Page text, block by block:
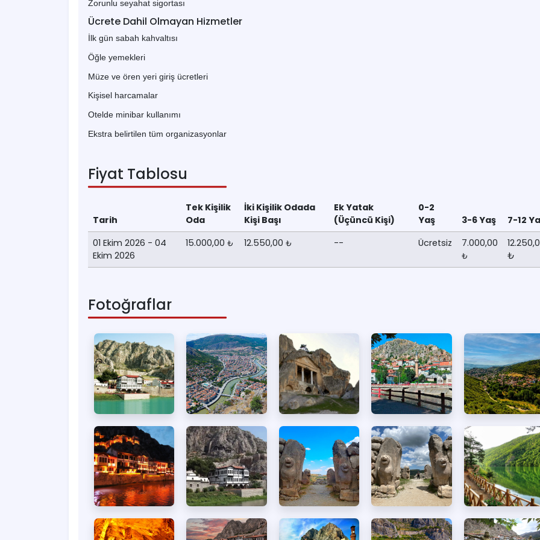
Zorunlu seyahat sigortası
Ücrete Dahil Olmayan Hizmetler
İlk gün sabah kahvaltısı
Öğle yemekleri
Müze ve ören yeri giriş ücretleri
Kişisel harcamalar
Otelde minibar kullanımı
Ekstra belirtilen tüm organizasyonlar
Fiyat Tablosu
Tarih
Tek Kişilik
Oda
İki Kişilik Odada
Kişi Başı
Ek Yatak
(Üçüncü Kişi)
0-2
Yaş
3-6 Yaş
7-12
01 Ekim 2026 - 04
Ekim 2026
15.000,00 ₺ 12.550,00 ₺ -- Ücretsiz 7.000,00
₺
₺
Fotoğraflar